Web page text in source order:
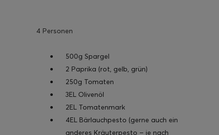
4 Personen
500g Spargel
2 Paprika (rot, gelb, grün)
250g Tomaten
3EL Olivenöl
2EL Tomatenmark
4EL Bärlauchpesto (gerne auch ein
anderes Kräuterpesto – je nach